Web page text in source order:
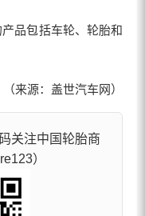
品包括车轮、轮胎和
（来源：盖世汽车网）
关注中国轮胎商
）